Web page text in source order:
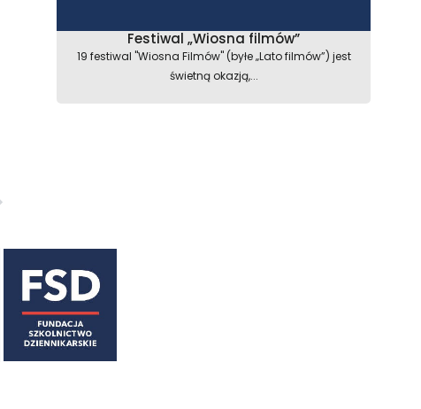
Festiwal „Wiosna filmów”
19 festiwal "Wiosna Filmów" (byłe „Lato filmów”) jest
świetną okazją,...